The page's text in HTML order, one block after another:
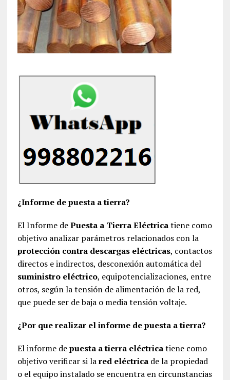
¿Informe de puesta a tierra?
El Informe dePuesta a Tierra Eléctricatiene como
objetivo analizar parámetros relacionados con la
protección contra descargas eléctricas, contactos
directos e indirectos, desconexión automática del
suministro eléctrico, equipotencializaciones, entre
otros, según la tensión de alimentación de la red,
que puede ser de baja o media tensión voltaje.
¿Por que realizar el informe de puesta a tierra?
El informe depuesta a tierra eléctricatiene como
objetivo verificar si lared eléctricade la propiedad
o el equipo instalado se encuentra en circunstancias